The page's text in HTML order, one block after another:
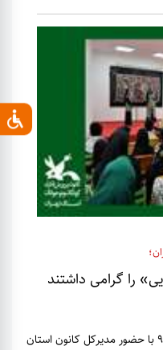
را گرامی داشتند
اعضای مرکز فرهنگی هنری شماره 9 با حضور مدیرکل کانون استان